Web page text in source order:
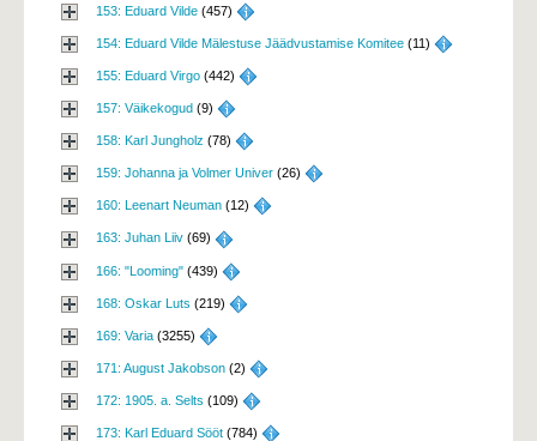
153: Eduard Vilde (457)
154: Eduard Vilde Mälestuse Jäädvustamise Komitee (11)
155: Eduard Virgo (442)
157: Väikekogud (9)
158: Karl Jungholz (78)
159: Johanna ja Volmer Univer (26)
160: Leenart Neuman (12)
163: Juhan Liiv (69)
166: "Looming" (439)
168: Oskar Luts (219)
169: Varia (3255)
171: August Jakobson (2)
172: 1905. a. Selts (109)
173: Karl Eduard Sööt (784)